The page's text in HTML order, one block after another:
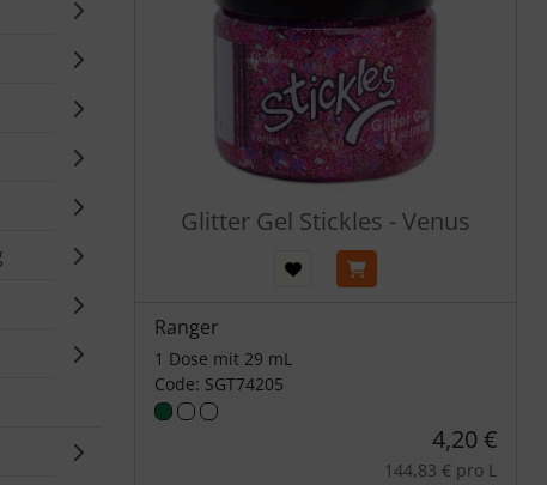
Glitter Gel Stickles - Venus
Ranger
1 Dose mit 29 mL
Code: SGT74205
4,20 €
144,83 € pro L